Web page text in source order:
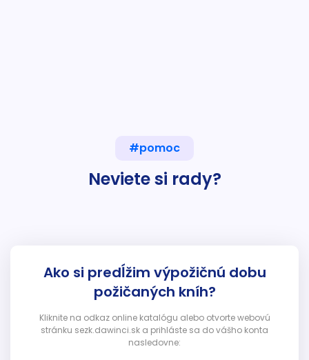
#pomoc
Neviete si rady?
Ako si predĺžim výpožičnú dobu
požičaných kníh?
Kliknite na odkaz online katalógu alebo otvorte webovú
stránku sezk.dawinci.sk a prihláste sa do vášho konta
nasledovne: